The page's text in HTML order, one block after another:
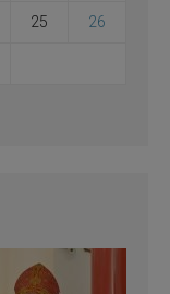
25 26